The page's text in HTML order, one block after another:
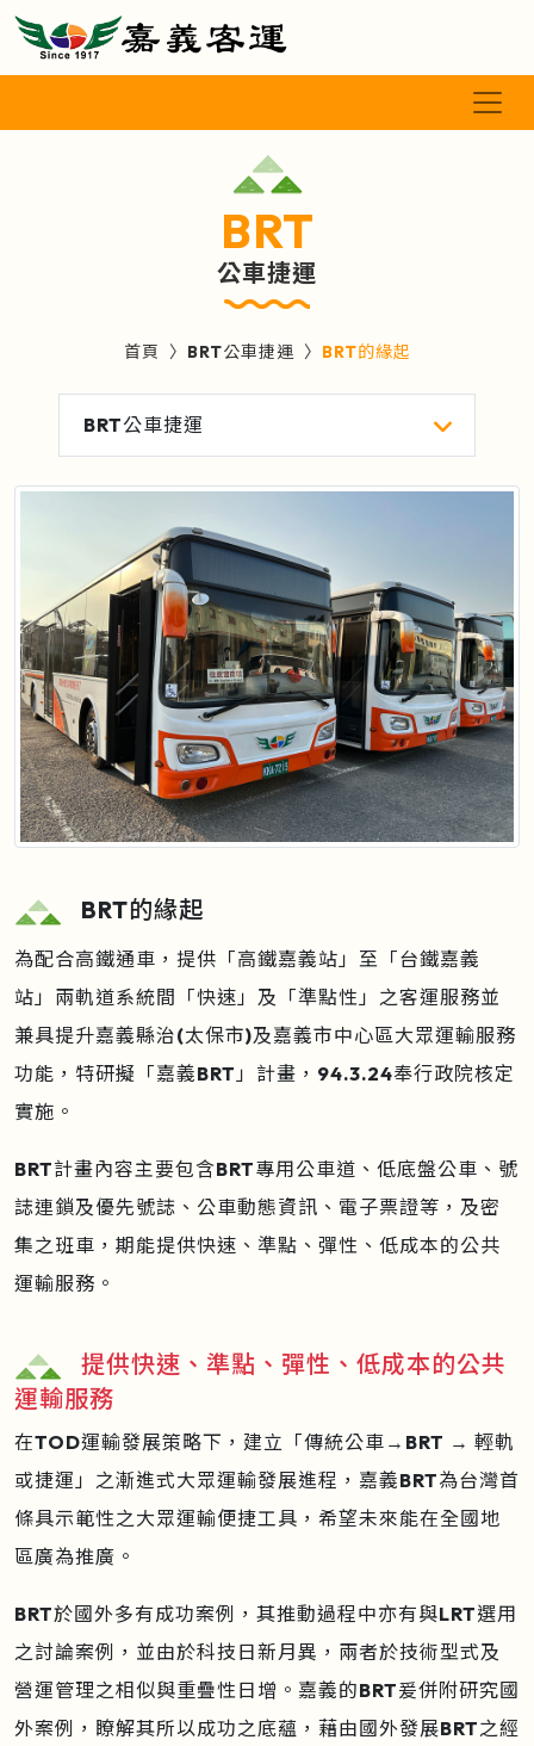
BRT
公車捷運
首頁 BRT公車捷運 BRT的緣起
BRT公車捷運
BRT的緣起
為配合高鐵通車，提供「高鐵嘉義站」至「台鐵嘉義
站」兩軌道系統間「快速」及「準點性」之客運服務並
兼具提升嘉義縣治(太保市)及嘉義市中心區大眾運輸服務
功能，特研擬「嘉義BRT」計畫，94.3.24奉行政院核定
實施。
BRT計畫內容主要包含BRT專用公車道、低底盤公車、號
誌連鎖及優先號誌、公車動態資訊、電子票證等，及密
集之班車，期能提供快速、準點、彈性、低成本的公共
運輸服務。
提供快速、準點、彈性、低成本的公共
運輸服務
在TOD運輸發展策略下，建立「傳統公車→BRT → 輕軌
或捷運」之漸進式大眾運輸發展進程，嘉義BRT為台灣首
條具示範性之大眾運輸便捷工具，希望未來能在全國地
區廣為推廣。
BRT於國外多有成功案例，其推動過程中亦有與LRT選用
之討論案例，並由於科技日新月異，兩者於技術型式及
營運管理之相似與重疊性日增。嘉義的BRT爰併附研究國
外案例，瞭解其所以成功之底蘊，藉由國外發展BRT之經